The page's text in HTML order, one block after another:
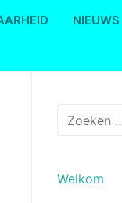
NIEUWS
Zoeken
Welkom